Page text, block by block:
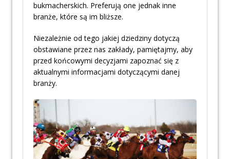
bukmacherskich. Preferują one jednak inne
branże, które są im bliższe.
Niezależnie od tego jakiej dziedziny dotyczą
obstawiane przez nas zakłady, pamiętajmy, aby
przed końcowymi decyzjami zapoznać się z
aktualnymi informacjami dotyczącymi danej
branży.